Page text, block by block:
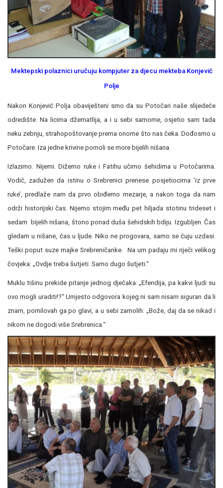
Mektepski polaznici uručuju kompjuter za djecu mekteba Konjević
Polje
Nakon Konjević Polja obaviješteni smo da su Potočari naše slijedeće
odredište. Na licima džematlija, a i u sebi samome, osjetio sam tada
neku zebnju, strahopoštovanje prema onome što nas čeka. Dođosmo u
Potočare. Iza jedne krivine pomoli se more bijelih nišana.
Izlazimo. Nijemi. Dižemo ruke i Fatihu učimo šehidima u Potočarima.
Vodič, zadužen da istinu o Srebrenici prenese posjetiocima ‘iz prve
ruke’, predlaže nam da prvo obiđemo mezarje, a nakon toga da nam
održi historijski čas. Nijemo stojim među pet hiljada stotinu trideset i
sedam bijelih nišana, štono ponad duša šehidskih bdiju. Izgubljen. Čas
gledam u nišane, čas u ljude. Niko ne progovara, samo se čuju uzdasi.
Teški poput suze majke Srebreničanke. Na um padaju mi riječi velikog
čovjeka: „Ovdje treba šutjeti. Samo dugo šutjeti.“
Muklu tišinu prekide pitanje jednog dječaka: „Efendija, pa kakvi ljudi su
ovo mogli uraditi!?“ Umjesto odgovora kojeg ni sam nisam siguran da li
znam, pomilovah ga po glavi, a u sebi zamolih: „Bože, daj da se nikad i
nikom ne dogodi više Srebrenica.“